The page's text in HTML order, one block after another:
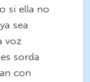
si ella no
sea
voz
sorda
con